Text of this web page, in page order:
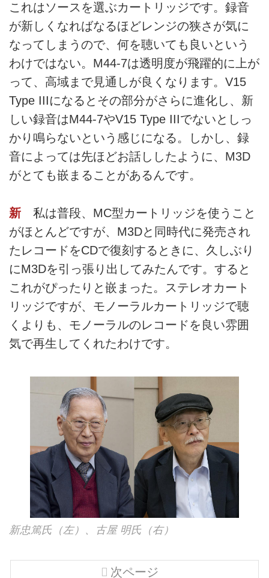
これはソースを選ぶカートリッジです。録音
が新しくなればなるほどレンジの狭さが気に
なってしまうので、何を聴いても良いという
わけではない。M44-7は透明度が飛躍的に上が
って、高域まで見通しが良くなります。V15
Type IIIになるとその部分がさらに進化し、新
しい録音はM44-7やV15 Type IIIでないとしっ
かり鳴らないという感じになる。しかし、録
音によっては先ほどお話ししたように、M3D
がとても嵌まることがあるんです。
新 私は普段、MC型カートリッジを使うこと
がほとんどですが、M3Dと同時代に発売され
たレコードをCDで復刻するときに、久しぶり
にM3Dを引っ張り出してみたんです。すると
これがぴったりと嵌まった。ステレオカート
リッジですが、モノーラルカートリッジで聴
くよりも、モノーラルのレコードを良い雰囲
気で再生してくれたわけです。
新忠篤氏（左）、古屋 明氏（右）
次ページ